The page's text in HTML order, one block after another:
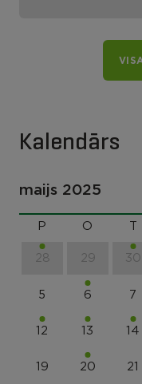
Kalendārs
maijs 2025
P O
28 29 30
5 6 7
12 13 14
19 20 21